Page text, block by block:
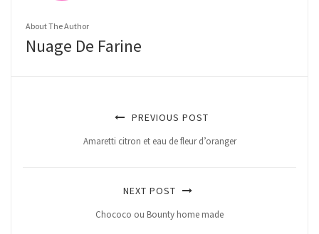
About The Author
Nuage De Farine
PREVIOUS POST
Amaretti citron et eau de fleur d’oranger
NEXT POST
Chococo ou Bounty home made